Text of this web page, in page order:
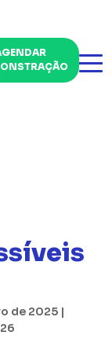
de 2025 |